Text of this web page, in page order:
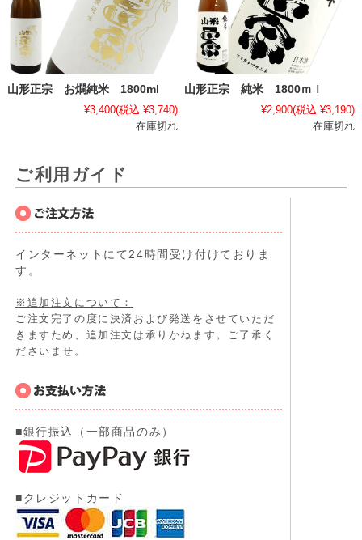
山形正宗 お燗純米 1800ml
¥3,400(税込 ¥3,740)
在庫切れ
山形正宗 純米 1800ｍｌ
¥2,900(税込 ¥3,190)
在庫切れ
ご利用ガイド
インターネットにて24時間受け付けておりま
す。
※追加注文について：
ご注文完了の度に決済および発送をさせていただ
きますため、追加注文は承りかねます。ご了承く
ださいませ。
■銀行振込（一部商品のみ）
■クレジットカード